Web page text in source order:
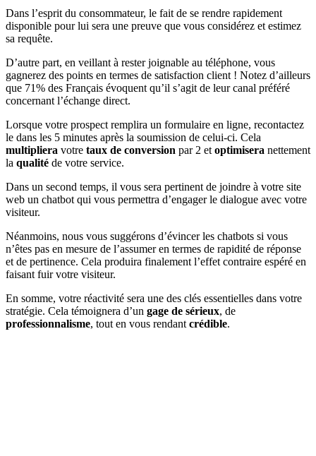
Dans l’esprit du consommateur, le fait de se rendre rapidement
disponible pour lui sera une preuve que vous considérez et estimez
sa requête.
D’autre part, en veillant à rester joignable au téléphone, vous
gagnerez des points en termes de satisfaction client ! Notez d’ailleurs
que 71% des Français évoquent qu’il s’agit de leur canal préféré
concernant l’échange direct.
Lorsque votre prospect remplira un formulaire en ligne, recontactez
le dans les 5 minutes après la soumission de celui-ci. Cela
multipliera votre taux de conversion par 2 et optimisera nettement
la qualité de votre service.
Dans un second temps, il vous sera pertinent de joindre à votre site
web un chatbot qui vous permettra d’engager le dialogue avec votre
visiteur.
Néanmoins, nous vous suggérons d’évincer les chatbots si vous
n’êtes pas en mesure de l’assumer en termes de rapidité de réponse
et de pertinence. Cela produira finalement l’effet contraire espéré en
faisant fuir votre visiteur.
En somme, votre réactivité sera une des clés essentielles dans votre
stratégie. Cela témoignera d’un gage de sérieux, de
professionnalisme, tout en vous rendant crédible.